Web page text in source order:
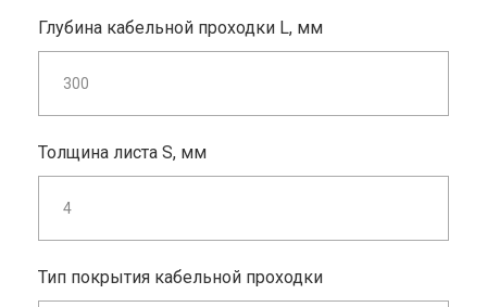
Глубина кабельной проходки L, мм
Толщина листа S, мм
Тип покрытия кабельной проходки